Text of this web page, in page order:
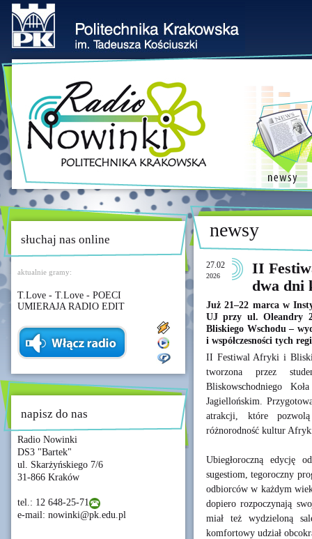
słuchaj nas online
aktualnie gramy:
T.Love - T.Love - POECI
UMIERAJA RADIO EDIT
napisz do nas
Radio Nowinki
DS3 "Bartek"
ul. Skarżyńskiego 7/6
31-866 Kraków
tel.: 12 648-25-71
e-mail: nowinki@pk.edu.pl
newsy
27.02
2026
II
dwa dni
Już 21–22 marca w
UJ przy ul. Oleandry
Bliskiego Wschodu –
i współczesności tych
II Festiwal Afryki i
tworzona przez
Bliskowschodniego
Jagiellońskim.
atrakcji, które
różnorodność kultur
Ubiegłoroczną edycję
sugestiom, tegoroczny
odbiorców w każdym
dopiero rozpoczynają
miał też wydzieloną
komfortowy udział